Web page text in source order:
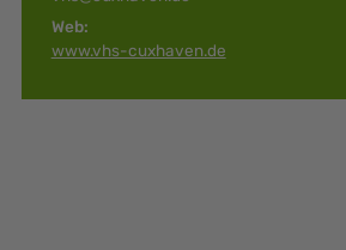
Web:
www.vhs-cuxhaven.de